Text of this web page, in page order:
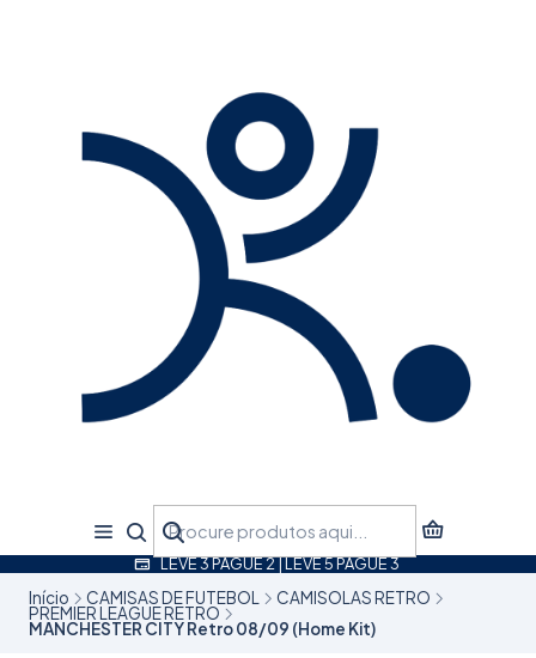
LEVE 3 PAGUE 2 | LEVE 5 PAGUE 3
Início CAMISAS DE FUTEBOL CAMISOLAS RETRO
PREMIER LEAGUE RETRO
MANCHESTER CITY Retro 08/09 (Home Kit)